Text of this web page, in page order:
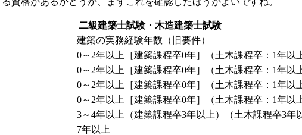
二級建築士試験・木造建築士試験
建築の実務経験年数（旧要件）
0～2年以上［建築課程卒0年］（土木課程卒：1年以
0～2年以上［建築課程卒0年］（土木課程卒：1年以
0～2年以上［建築課程卒0年］（土木課程卒：1年以
0～2年以上［建築課程卒0年］（土木課程卒：1年以
3～4年以上（建築課程卒3年以上）（土木課程卒3年
7年以上